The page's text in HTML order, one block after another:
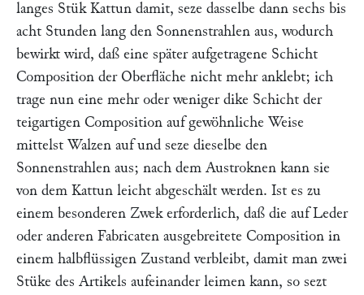
langes Stük Kattun damit, seze dasselbe dann sechs bis
acht Stunden lang den Sonnenstrahlen aus, wodurch
bewirkt wird, daß eine später aufgetragene Schicht
Composition der Oberfläche nicht mehr anklebt; ich
trage nun eine mehr oder weniger dike Schicht der
teigartigen Composition auf gewöhnliche Weise
mittelst Walzen auf und seze dieselbe den
Sonnenstrahlen aus; nach dem Austroknen kann sie
von dem Kattun leicht abgeschält werden. Ist es zu
einem besonderen Zwek erforderlich, daß die auf Leder
oder anderen Fabricaten ausgebreitete Composition in
einem halbflüssigen Zustand verbleibt, damit man zwei
Stüke des Artikels aufeinander leimen kann, so sezt